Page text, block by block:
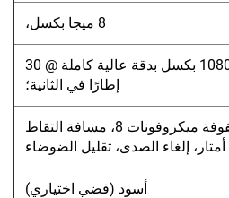
8 ميجا بكسل،
1080 بكسل بدقة عالية كاملة @ 30
إطارًا في الثانية؛
مصفوفة ميكروفونات 8، مسافة التقاط
أسود (فضي اختياري)